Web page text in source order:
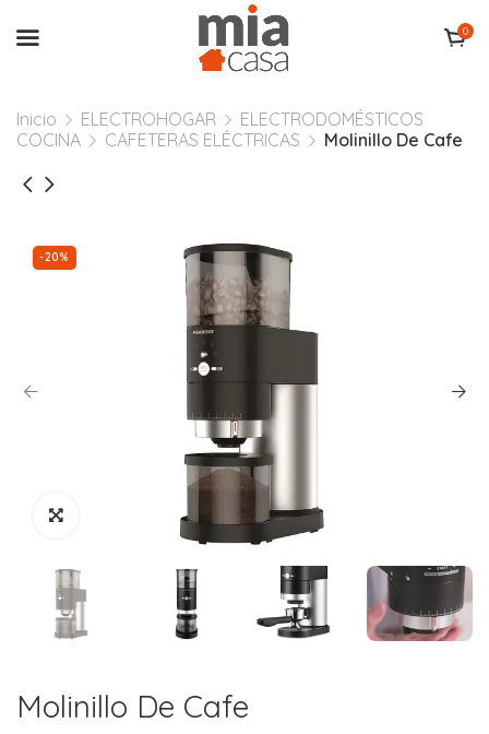
0
Inicio ELECTROHOGAR
ELECTRODOMÉSTICOS
COCINA
CAFETERAS ELÉCTRICAS Molinillo De Cafe
-20%
Molinillo De Cafe